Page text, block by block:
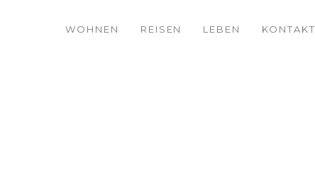
WOHNEN REISEN LEBEN KONTAKT